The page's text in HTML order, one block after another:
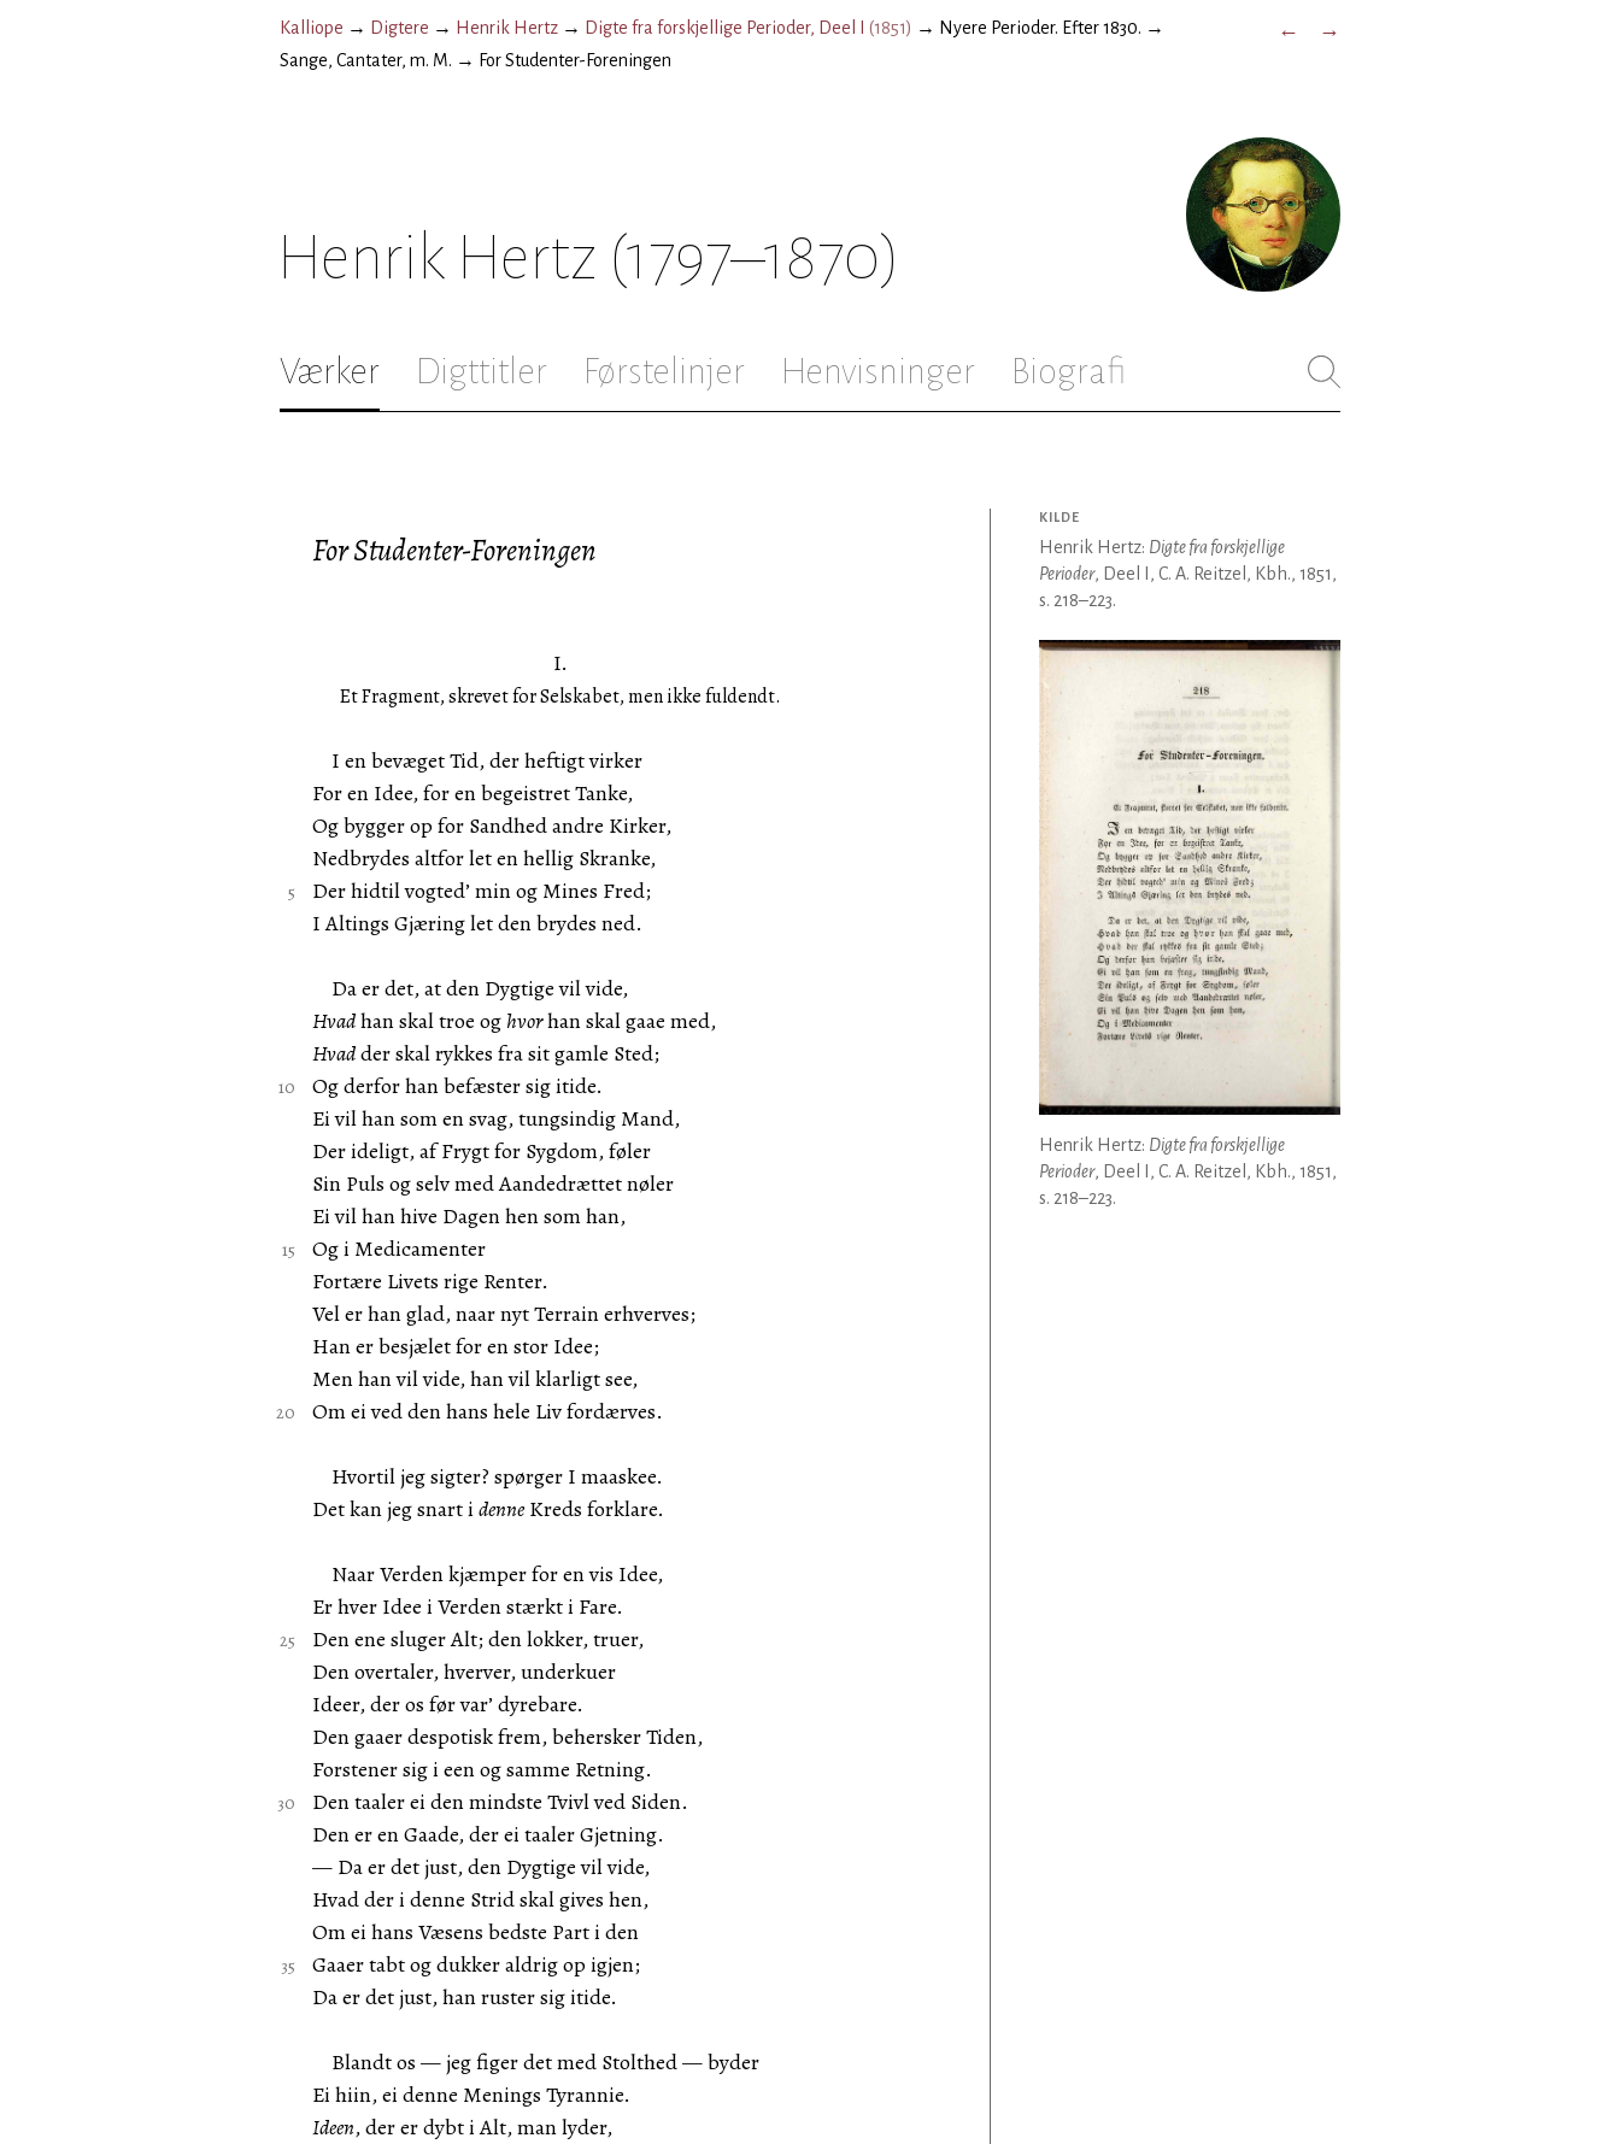
Kalliope → Digtere → Henrik Hertz → Digte fra forskjellige Perioder, Deel I (1851) → Nyere Perioder. Efter 1830. →
Sange, Cantater, m. M. → For Studenter-Foreningen
← →
Henrik Hertz (1797–1870)
Værker Digttitler Førstelinjer Henvisninger Biografi
For Studenter-Foreningen
I.
Et Fragment, skrevet for Selskabet, men ikke fuldendt.
I en bevæget Tid, der heftigt virker
For en Idee, for en begeistret Tanke,
Og bygger op for Sandhed andre Kirker,
Nedbrydes altfor let en hellig Skranke,
Der hidtil vogted’ min og Mines Fred;
I Altings Gjæring let den brydes ned.
Da er det, at den Dygtige vil vide,
Hvadhan skal troe og hvorhan skal gaae med,
Hvadder skal rykkes fra sit gamle Sted;
Og derfor han befæster sig itide.
Ei vil han som en svag, tungsindig Mand,
Der ideligt, af Frygt for Sygdom, føler
Sin Puls og selv med Aandedrættet nøler
Ei vil han hive Dagen hen som han,
Og i Medicamenter
Fortære Livets rige Renter.
Vel er han glad, naar nyt Terrain erhverves;
Han er besjælet for en stor Idee;
Men han vil vide, han vil klarligt see,
Om ei ved den hans hele Liv fordærves.
Hvortil jeg sigter? spørger I maaskee.
Det kan jeg snart i denneKreds forklare.
Naar Verden kjæmper for en vis Idee,
Er hver Idee i Verden stærkt i Fare.
Den ene sluger Alt; den lokker, truer,
Den overtaler, hverver, underkuer
Ideer, der os før var’ dyrebare.
Den gaaer despotisk frem, behersker Tiden,
Forstener sig i een og samme Retning.
Den taaler ei den mindste Tvivl ved Siden.
Den er en Gaade, der ei taaler Gjetning.
— Da er det just, den Dygtige vil vide,
Hvad der i denne Strid skal gives hen,
Om ei hans Væsens bedste Part i den
Gaaer tabt og dukker aldrig op igjen;
Da er det just, han ruster sig itide.
Blandt os — jeg figer det med Stolthed — byder
Ei hiin, ei denne Menings Tyrannie.
Ideen, der er dybt i Alt, man lyder,
KILDE
Henrik Hertz: Digte fra forskjellige
Perioder, Deel I, C. A. Reitzel, Kbh., 1851,
s. 218–223.
Henrik Hertz: Digte fra forskjellige
Perioder, Deel I, C. A. Reitzel, Kbh., 1851,
s. 218–223.